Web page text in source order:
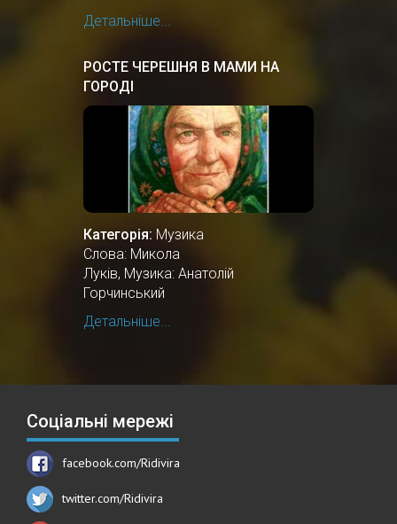
Детальніше...
РОСТЕ ЧЕРЕШНЯ В МАМИ НА
ГОРОДІ
Категорія: Музика
Слова: Микола
Луків, Музика: Анатолій
Горчинський
Детальніше...
Соціальні мережі
facebook.com/Ridivira
twitter.com/Ridivira